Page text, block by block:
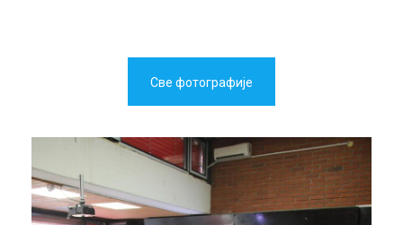
Све фотографије